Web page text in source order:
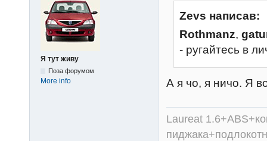
Я тут живу
Поза форумом
More info
Zevs написав:
Rothmanz,
- ругайтесь в
А я чо, я ничо. Я
Laureat